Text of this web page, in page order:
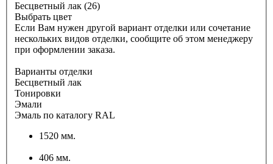
Бесцветный лак (26)
Выбрать цвет
Если Вам нужен другой вариант отделки или сочетание
нескольких видов отделки, сообщите об этом менеджеру
при оформлении заказа.
Варианты отделки
Бесцветный лак
Тонировки
Эмали
Эмаль по каталогу RAL
1520 мм.
406 мм.